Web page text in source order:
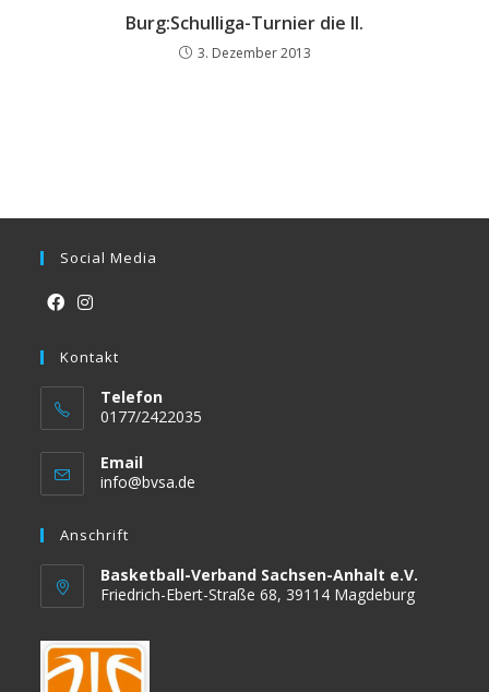
Burg:Schulliga-Turnier die II.
3. Dezember 2013
Social Media
a
new
in
a
new
Kontakt
Telefon
0177/2422035
Email
info@bvsa.de
Anschrift
Basketball-Verband Sachsen-Anhalt e.V.
Friedrich-Ebert-Straße 68, 39114 Magdeburg